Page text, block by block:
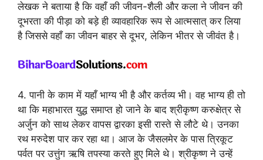
लेखक ने बताया है कि वहाँ की जीवन-शैली और कला ने जीवन की
दूभरता की पीड़ा को बड़े ही व्यावहारिक रूप से आत्मसात् कर लिया
है जिससे वहाँ का जीवन बाहर से दूभर, लेकिन भीतर से जीवंत है।
4. पानी के काम में यहाँ भाग्य भी है और कर्तव्य भी। वह भाग्य ही तो
था कि महाभारत युद्ध समाप्त हो जाने के बाद श्रीकृष्ण करुक्षेत्र से
अर्जुन को साथ लेकर वापस द्वारका इसी रास्ते से लौटे थे। उनका
रथ मरुदेश पार कर रहा था। आज के जैसलमेर के पास त्रिकूट
पर्वत पर उत्तुंग ऋषि तपस्या करते हुए मिले थे। श्रीकृष्ण ने उन्हें